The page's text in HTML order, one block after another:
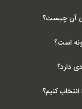
آن چیست؟
است؟
کنیم؟